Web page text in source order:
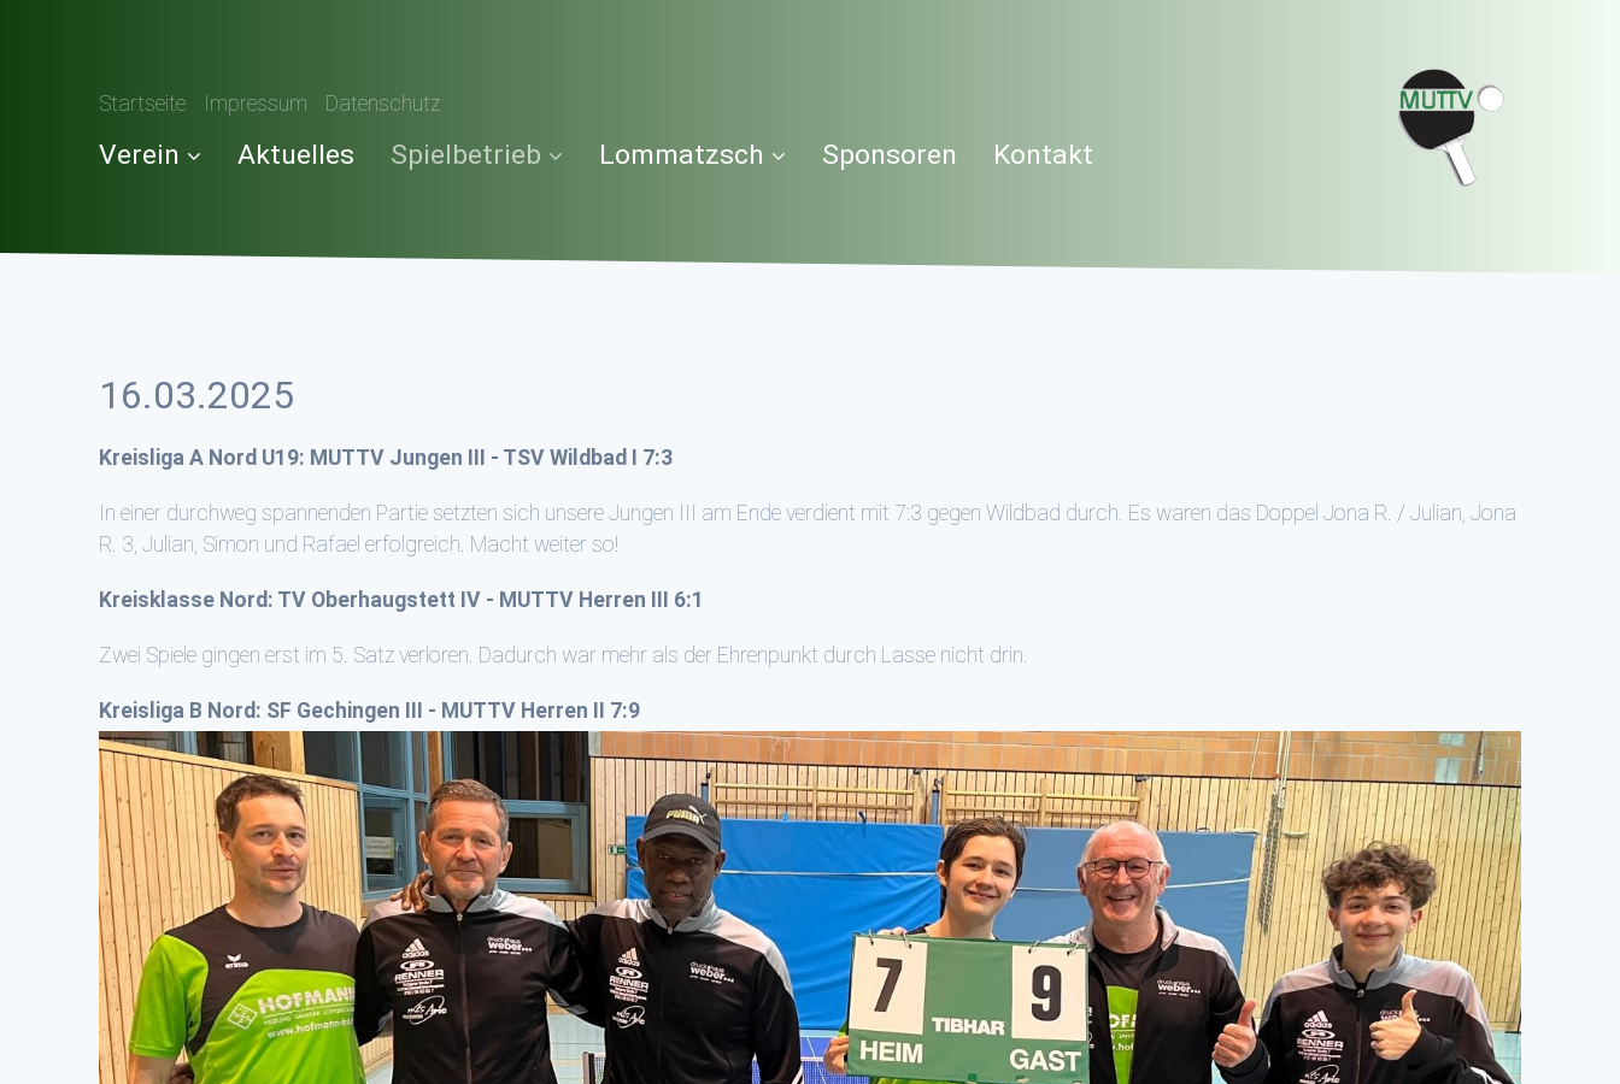
Startseite Impressum Datenschutz
Verein Aktuelles Spielbetrieb Lommatzsch Sponsoren Kontakt
16.03.2025
Kreisliga A Nord U19: MUTTV Jungen III - TSV Wildbad I 7:3
In einer durchweg spannenden Partie setzten sich unsere Jungen III am Ende verdient mit 7:3 gegen Wildbad durch. Es waren das Doppel Jona R. / Julian, Jona
R. 3, Julian, Simon und Rafael erfolgreich. Macht weiter so!
Kreisklasse Nord: TV Oberhaugstett IV - MUTTV Herren III 6:1
Zwei Spiele gingen erst im 5. Satz verloren. Dadurch war mehr als der Ehrenpunkt durch Lasse nicht drin.
Kreisliga B Nord: SF Gechingen III - MUTTV Herren II 7:9